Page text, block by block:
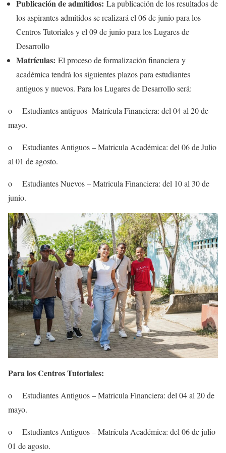
Publicación de admitidos: La publicación de los resultados de
los aspirantes admitidos se realizará el 06 de junio para los
Centros Tutoriales y el 09 de junio para los Lugares de
Desarrollo
Matrículas: El proceso de formalización financiera y
académica tendrá los siguientes plazos para estudiantes
antiguos y nuevos. Para los Lugares de Desarrollo será:
o Estudiantes antiguos- Matrícula Financiera: del 04 al 20 de
mayo.
o Estudiantes Antiguos – Matricula Académica: del 06 de Julio
al 01 de agosto.
o Estudiantes Nuevos – Matricula Financiera: del 10 al 30 de
junio.
Para los Centros Tutoriales:
o Estudiantes Antiguos – Matricula Financiera: del 04 al 20 de
mayo.
o Estudiantes Antiguos – Matrícula Académica: del 06 de julio
01 de agosto.